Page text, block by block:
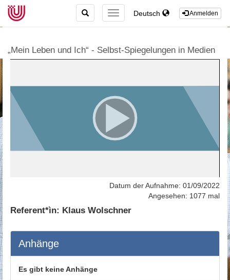
Anmelden
Deutsch
TOGGLE
NAVIGATION
TOGGLE
SEARCH
„Mein Leben und Ich“ - Selbst-Spiegelungen in Medien
Datum der Aufnahme: 01/09/2022
Angesehen: 1077 mal
Referent*ìn: Klaus Wolschner
Anhänge
Es gibt keine Anhänge